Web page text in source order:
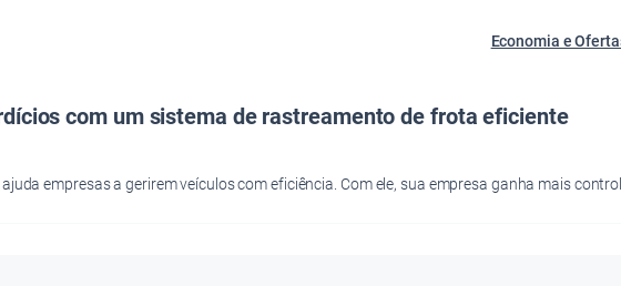
Economia e
com um sistema de rastreamento de frota eficiente
empresas a gerirem veículos com eficiência. Com ele, sua empresa ganha mais